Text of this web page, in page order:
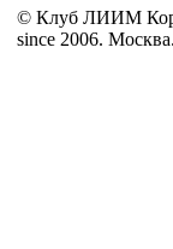
© Клуб ЛИИМ
since 2006.